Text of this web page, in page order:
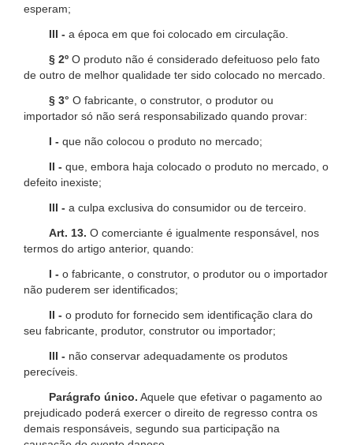
esperam;
III - a época em que foi colocado em circulação.
§ 2º O produto não é considerado defeituoso pelo fato
de outro de melhor qualidade ter sido colocado no mercado.
§ 3° O fabricante, o construtor, o produtor ou
importador só não será responsabilizado quando provar:
I - que não colocou o produto no mercado;
II - que, embora haja colocado o produto no mercado, o
defeito inexiste;
III - a culpa exclusiva do consumidor ou de terceiro.
Art. 13. O comerciante é igualmente responsável, nos
termos do artigo anterior, quando:
I - o fabricante, o construtor, o produtor ou o importador
não puderem ser identificados;
II - o produto for fornecido sem identificação clara do
seu fabricante, produtor, construtor ou importador;
III - não conservar adequadamente os produtos
perecíveis.
Parágrafo único. Aquele que efetivar o pagamento ao
prejudicado poderá exercer o direito de regresso contra os
demais responsáveis, segundo sua participação na